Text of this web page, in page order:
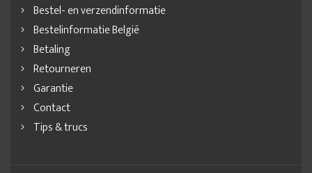
Bestel- en verzendinformatie
Bestelinformatie België
Betaling
Retourneren
Garantie
Contact
Tips & trucs